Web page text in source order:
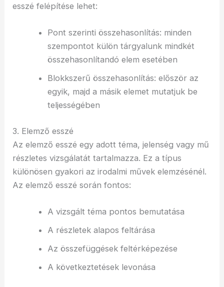
esszé felépítése lehet:
Pont szerinti összehasonlítás: minden
szempontot külön tárgyalunk mindkét
összehasonlítandó elem esetében
Blokkszerű összehasonlítás: először az
egyik, majd a másik elemet mutatjuk be
teljességében
3. Elemző esszé
Az elemző esszé egy adott téma, jelenség vagy mű
részletes vizsgálatát tartalmazza. Ez a típus
különösen gyakori az irodalmi művek elemzésénél.
Az elemző esszé során fontos:
A vizsgált téma pontos bemutatása
A részletek alapos feltárása
Az összefüggések feltérképezése
A következtetések levonása